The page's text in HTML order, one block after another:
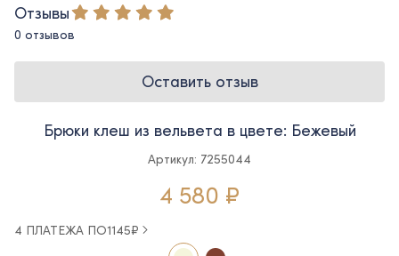
Отзывы
0 отзывов
Оставить отзыв
Брюки клеш из вельвета в цвете: Бежевый
Артикул: 7255044
4 580 ₽
4 ПЛАТЕЖА ПО1145₽